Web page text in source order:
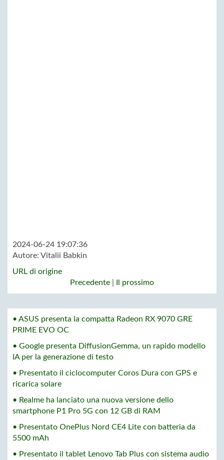
2024-06-24 19:07:36
Autore: Vitalii Babkin
URL di origine
Precedente
Il prossimo
• ASUS presenta la compatta Radeon RX 9070 GRE
PRIME EVO OC
• Google presenta DiffusionGemma, un rapido modello
IA per la generazione di testo
• Presentato il ciclocomputer Coros Dura con GPS e
ricarica solare
• Realme ha lanciato una nuova versione dello
smartphone P1 Pro 5G con 12 GB di RAM
• Presentato OnePlus Nord CE4 Lite con batteria da
5500 mAh
• Presentato il tablet Lenovo Tab Plus con sistema audio